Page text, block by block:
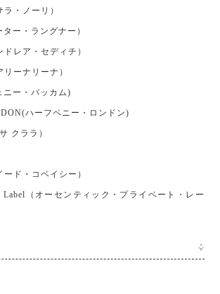
・ノーリ）
ー・ラングナー）
レア・セディチ）
ーナリーナ）
ニー・パッカム)
ハーフペニー・ロンドン)
クララ）
ド・コベイシー）
Label（オーセンティック・プライベート・レー